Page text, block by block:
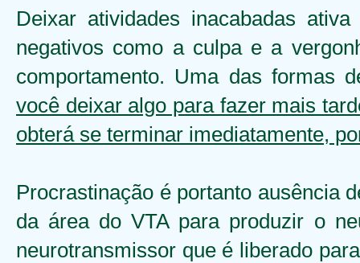
Deixar atividades inacabadas
negativos como a culpa e a
comportamento. Uma das formas
você deixar algo para fazer mais
obterá se terminar imediatamente,
Procrastinação é portanto ausência
da área do VTA para produzir o
neurotransmissor que é liberado